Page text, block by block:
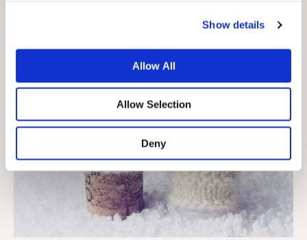
Show details
Allow All
Allow Selection
Deny